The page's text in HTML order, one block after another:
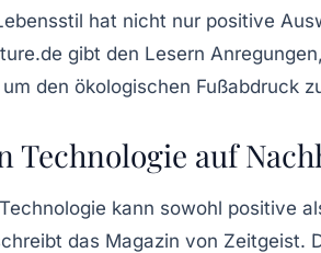
hat nicht nur positive
gibt den Lesern
den ökologischen Fußabdruck
Technologie auf
Technologie kann sowohl positive
das Magazin von Zeitgeist.